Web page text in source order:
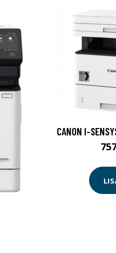
CANON I-